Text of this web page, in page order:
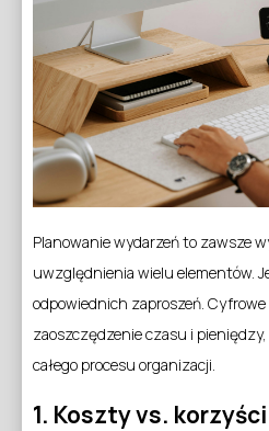
Planowanie wydarzeń to zawsze
uwzględnienia wielu elementów.
odpowiednich zaproszeń.
zaoszczędzenie czasu i
całego procesu organizacji.
1. Koszty vs. korzyści